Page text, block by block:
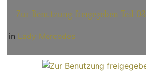
Zur Benutzung freigegeben Teil 03
in Lady Mercedes